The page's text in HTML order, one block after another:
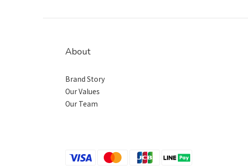
About
Brand Story
Our Values
Our Team